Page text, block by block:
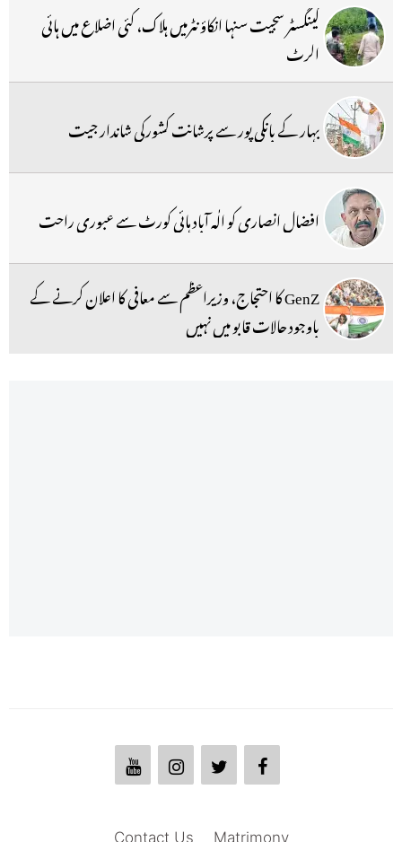
گینگسٹر سجیت سنہا انکاؤنٹرمیں ہلاک، کئی اضلاع میں ہائی
الرٹ
بہار کے بانکی پور سے پرشانت کشورکی شاندار جیت
افضال انصاری کو الٰہ آباد ہائی کورٹ سے عبوری راحت
GenZ کا احتجاج، وزیراعظم سے معافی کا اعلان کرنے کے
باوجود حالات قابو میں نہیں
Matrimony
Contact Us